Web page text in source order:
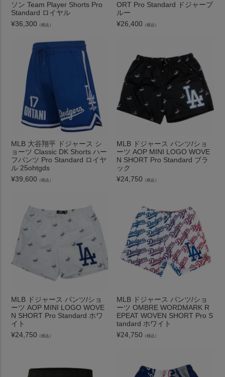
ソン Team Player Shorts Pro
Standard ロイヤル
¥36,300 （税込）
ORT Pro Standard ドジャーブ
ルー
¥26,400 （税込）
MLB 大谷翔平 ドジャース シ
ョーツ Classic DK Shorts ハー
フパンツ Pro Standard ロイヤ
ル 25ohtgds
¥39,600 （税込）
MLB ドジャース パンツ/ショ
ーツ AOP MINI LOGO WOVE
N SHORT Pro Standard ブラ
ック
¥24,750 （税込）
MLB ドジャース パンツ/ショ
ーツ AOP MINI LOGO WOVE
N SHORT Pro Standard ホワ
イト
¥24,750 （税込）
MLB ドジャース パンツ/ショ
ーツ OMBRE WORDMARK R
EPEAT WOVEN SHORT Pro S
tandard ホワイト
¥24,750 （税込）